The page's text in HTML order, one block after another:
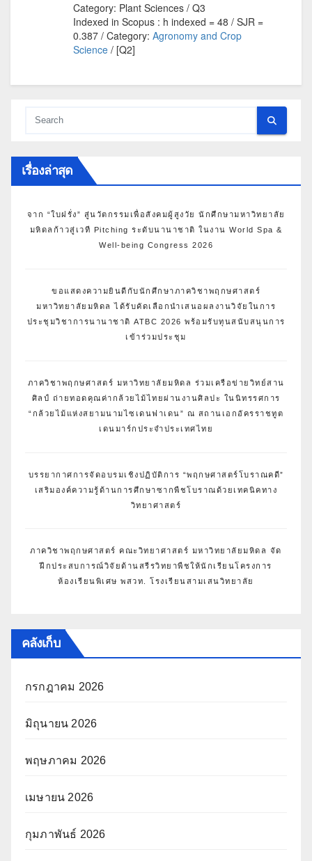
เรื่องล่าสุด
จาก “ใบฝรั่ง” สู่นวัตกรรมเพื่อสังคมผู้สูงวัย นักศึกษามหาวิทยาลัย
มหิดลก้าวสู่เวที Pitching ระดับนานาชาติ ในงาน World Spa &
Well-being Congress 2026
ขอแสดงความยินดีกับนักศึกษาภาควิชาพฤกษศาสตร์
มหาวิทยาลัยมหิดล ได้รับคัดเลือกนำเสนอผลงานวิจัยในการ
ประชุมวิชาการนานาชาติ ATBC 2026 พร้อมรับทุนสนับสนุนการ
เข้าร่วมประชุม
ภาควิชาพฤกษศาสตร์ มหาวิทยาลัยมหิดล ร่วมเครือข่ายวิทย์สาน
ศิลป์ ถ่ายทอดคุณค่ากล้วยไม้ไทยผ่านงานศิลปะ ในนิทรรศการ
“กล้วยไม้แห่งสยามนามไซเดนฟาเดน” ณ สถานเอกอัครราชทูต
เดนมาร์กประจำประเทศไทย
บรรยากาศการจัดอบรมเชิงปฏิบัติการ “พฤกษศาสตร์โบราณคดี”
เสริมองค์ความรู้ด้านการศึกษาซากพืชโบราณด้วยเทคนิคทาง
วิทยาศาสตร์
ภาควิชาพฤกษศาสตร์ คณะวิทยาศาสตร์ มหาวิทยาลัยมหิดล จัด
ฝึกประสบการณ์วิจัยด้านสรีรวิทยาพืชให้นักเรียนโครงการ
ห้องเรียนพิเศษ พสวท. โรงเรียนสามเสนวิทยาลัย
คลังเก็บ
กรกฎาคม 2026
มิถุนายน 2026
พฤษภาคม 2026
เมษายน 2026
กุมภาพันธ์ 2026